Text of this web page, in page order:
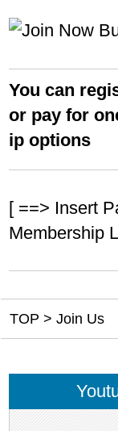
You can
or pay for
ip options
[ ==> Insert
Membership
TOP > Join Us